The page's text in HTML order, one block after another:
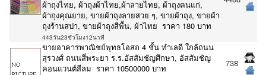
ผ้าถุงไทย, ผ้าถุงผ้าไทย,ผ้าลายไทย, ผ้าถุงคนแก่,
ผ้าถุงคุณยาย, ขายผ้าถุงลายสวย ๆ, ขายผ้าถุง, ขายผ้า
ถุงร้านสปา, ขายผ้าถุงสีพื้น, ผ้าไทย ราคา 180 บาท
443วัน23ชั่วโมง12นาที
ขายอาคารพาณิชย์พุทธโอสถ 4 ชั้น ทำเลดี ใกล้ถนน
สุรวงศ์ ถนนสี่พระยา ร.ร.อัสสัมชัญศึกษา, อัสสัมชัญ
คอนแวนต์สีลม ราคา 10500000 บาท
738